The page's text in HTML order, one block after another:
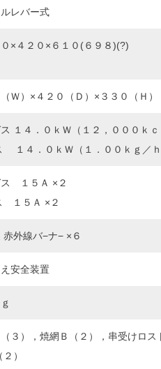
レバー式
０×４２０×６１０(６９８)(?)
Ｗ）×４２０（Ｄ）×３３０（Ｈ）
１４．０ｋＷ（１２，０００ｋｃ
１４．０ｋＷ（１．００ｋｇ／ｈ
ス １５Ａ ×２
１５Ａ ×２
赤外線バ−ナ− ×６
安全装置
３），焼網Ｂ（２），串受けロ
）